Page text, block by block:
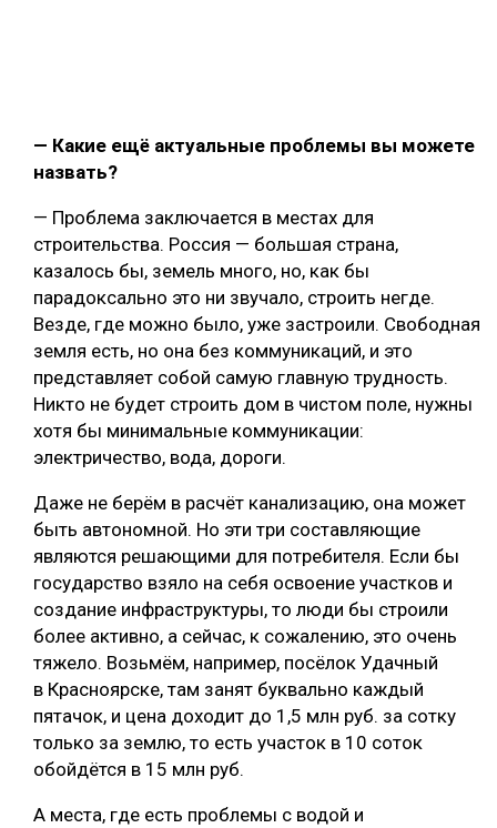
— Какие ещё актуальные проблемы вы можете
назвать?
— Проблема заключается в местах для
строительства. Россия — большая страна,
казалось бы, земель много, но, как бы
парадоксально это ни звучало, строить негде.
Везде, где можно было, уже застроили. Свободная
земля есть, но она без коммуникаций, и это
представляет собой самую главную трудность.
Никто не будет строить дом в чистом поле, нужны
хотя бы минимальные коммуникации:
электричество, вода, дороги.
Даже не берём в расчёт канализацию, она может
быть автономной. Но эти три составляющие
являются решающими для потребителя. Если бы
государство взяло на себя освоение участков и
создание инфраструктуры, то люди бы строили
более активно, а сейчас, к сожалению, это очень
тяжело. Возьмём, например, посёлок Удачный
в Красноярске, там занят буквально каждый
пятачок, и цена доходит до 1,5 млн руб. за сотку
только за землю, то есть участок в 10 соток
обойдётся в 15 млн руб.
А места, где есть проблемы с водой и